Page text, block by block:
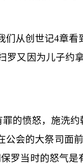
们从创世记4章看
又因为儿子约
的愤怒，施洗
公会的大祭司面
罗当时的怒气